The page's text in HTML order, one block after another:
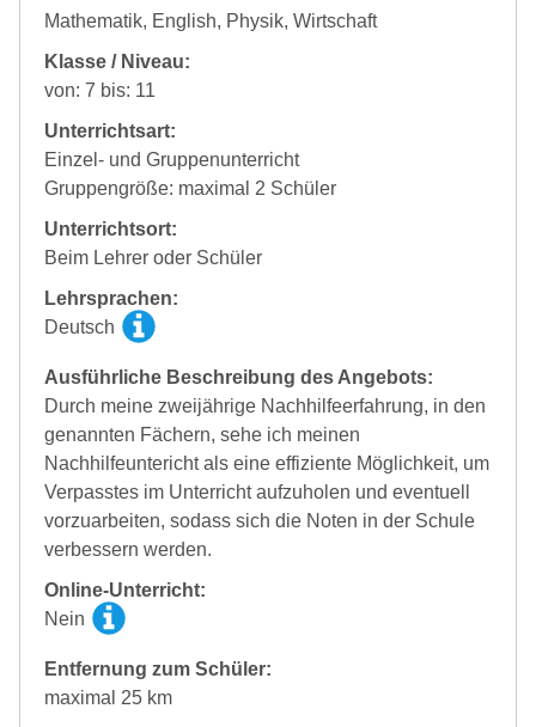
Mathematik, English, Physik, Wirtschaft
Klasse / Niveau:
von: 7 bis: 11
Unterrichtsart:
Einzel- und Gruppenunterricht
Gruppengröße: maximal 2 Schüler
Unterrichtsort:
Beim Lehrer oder Schüler
Lehrsprachen:
Deutsch
Ausführliche Beschreibung des Angebots:
Durch meine zweijährige Nachhilfeerfahrung, in den
genannten Fächern, sehe ich meinen
Nachhilfeuntericht als eine effiziente Möglichkeit, um
Verpasstes im Unterricht aufzuholen und eventuell
vorzuarbeiten, sodass sich die Noten in der Schule
verbessern werden.
Online-Unterricht:
Nein
Entfernung zum Schüler:
maximal 25 km